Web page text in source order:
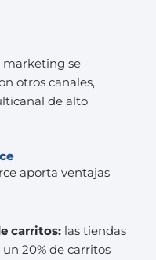
marketing se
otros canales,
de alto
aporta ventajas
carritos:las tiendas
20% de carritos